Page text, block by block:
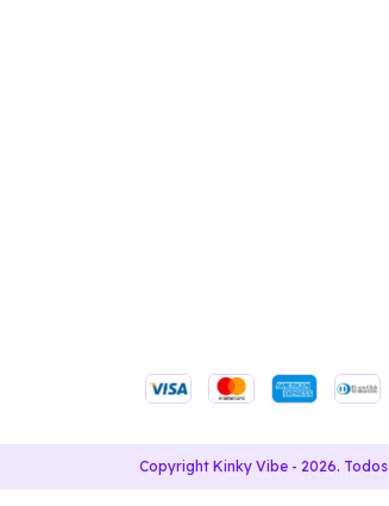
Copyright Kinky Vibe - 2026.